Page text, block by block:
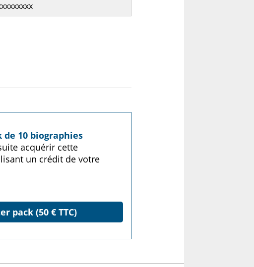
10 biographies
acquérir cette
un crédit de votre
pack (50 € TTC)